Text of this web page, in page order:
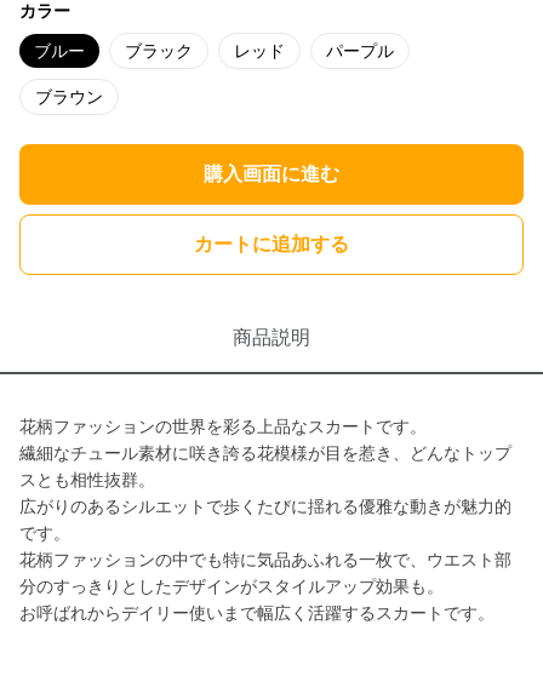
カラー
ブルー ブラック レッド パープル
ブラウン
購入画面に進む
カートに追加する
商品説明
花柄ファッションの世界を彩る上品なスカートです。
繊細なチュール素材に咲き誇る花模様が目を惹き、どんなトップ
スとも相性抜群。
広がりのあるシルエットで歩くたびに揺れる優雅な動きが魅力的
です。
花柄ファッションの中でも特に気品あふれる一枚で、ウエスト部
分のすっきりとしたデザインがスタイルアップ効果も。
お呼ばれからデイリー使いまで幅広く活躍するスカートです。